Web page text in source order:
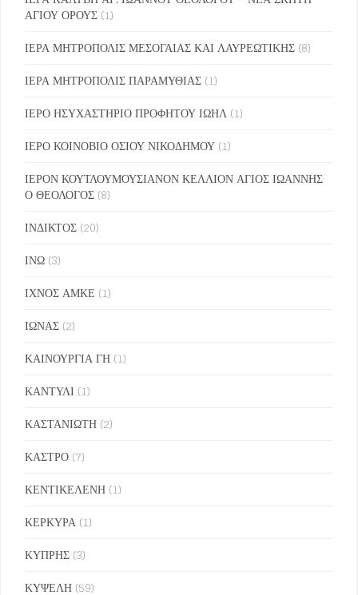
ΑΓΙΟΥ ΟΡΟΥΣ (1)
ΙΕΡΑ ΜΗΤΡΟΠΟΛΙΣ ΜΕΣΟΓΑΙΑΣ ΚΑΙ ΛΑΥΡΕΩΤΙΚΗΣ (8)
ΙΕΡΑ ΜΗΤΡΟΠΟΛΙΣ ΠΑΡΑΜΥΘΙΑΣ (1)
ΙΕΡΟ ΗΣΥΧΑΣΤΗΡΙΟ ΠΡΟΦΗΤΟΥ ΙΩΗΛ (1)
ΙΕΡΟ ΚΟΙΝΟΒΙΟ ΟΣΙΟΥ ΝΙΚΟΔΗΜΟΥ (1)
ΙΕΡΟΝ ΚΟΥΤΛΟΥΜΟΥΣΙΑΝΟΝ ΚΕΛΛΙΟΝ ΑΓΙΟΣ ΙΩΑΝΝΗΣ
Ο ΘΕΟΛΟΓΟΣ (8)
ΙΝΔΙΚΤΟΣ (20)
ΙΝΩ (3)
ΙΧΝΟΣ ΑΜΚΕ (1)
ΙΩΝΑΣ (2)
ΚΑΙΝΟΥΡΓΙΑ ΓΗ (1)
ΚΑΝΤΥΛΙ (1)
ΚΑΣΤΑΝΙΩΤΗ (2)
ΚΑΣΤΡΟ (7)
ΚΕΝΤΙΚΕΛΕΝΗ (1)
ΚΕΡΚΥΡΑ (1)
ΚΥΠΡΗΣ (3)
ΚΥΨΕΛΗ (59)